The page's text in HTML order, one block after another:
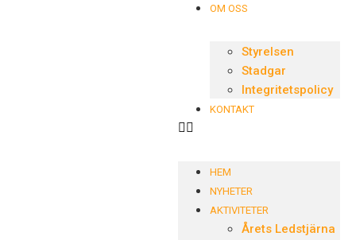
OM OSS
Styrelsen
Stadgar
Integritetspolicy
KONTAKT
HEM
NYHETER
AKTIVITETER
Årets Ledstjärna